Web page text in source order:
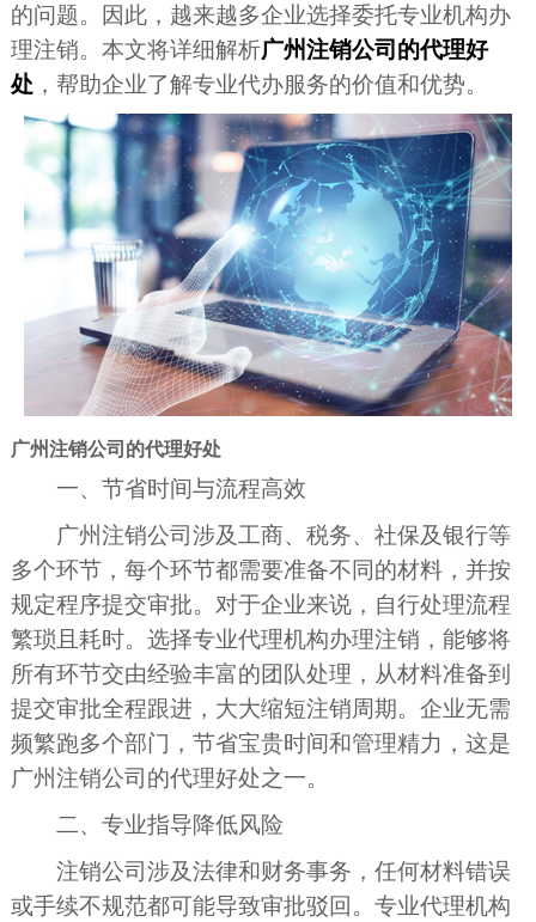
的问题。因此，越来越多企业选择委托专业机构办
理注销。本文将详细解析广州注销公司的代理好
处 ，帮助企业了解专业代办服务的价值和优势。
广州注销公司的代理好处
一、节省时间与流程高效
广州注销公司涉及工商、税务、社保及银行等
多个环节，每个环节都需要准备不同的材料，并按
规定程序提交审批。对于企业来说，自行处理流程
繁琐且耗时。选择专业代理机构办理注销，能够将
所有环节交由经验丰富的团队处理，从材料准备到
提交审批全程跟进，大大缩短注销周期。企业无需
频繁跑多个部门，节省宝贵时间和管理精力，这是
广州注销公司的代理好处之一。
二、专业指导降低风险
注销公司涉及法律和财务事务，任何材料错误
或手续不规范都可能导致审批驳回。专业代理机构